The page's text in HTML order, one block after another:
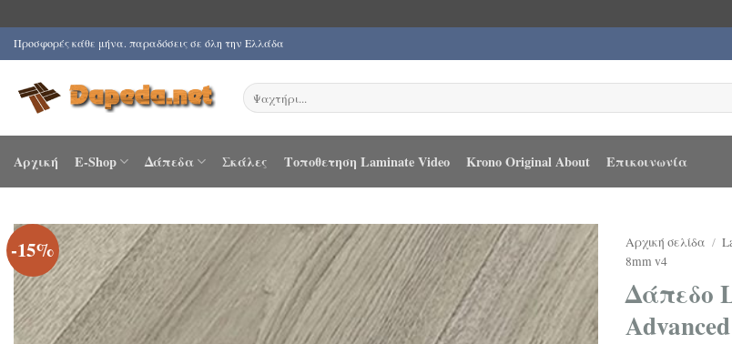
Μετάβαση
στο
περιεχόμενο
Προσφορές κάθε μήνα. παραδόσεις σε όλη την Ελλάδα
Αναζήτηση
για:
Αρχική E-Shop Δάπεδα Σκάλες Τοποθετηση Laminate Video Krono Original About Επικοινωνία
-15% Αρχική σελίδα /
8mm v4
Δάπεδο